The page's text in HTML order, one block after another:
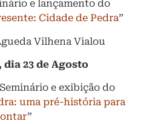
e lançamento do
Cidade de Pedra”
Vilhena Vialou
23 de Agosto
e exibição do
uma pré-história para
”